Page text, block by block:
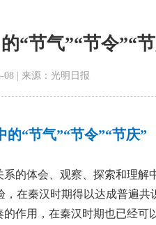
“节气”“节令”“
08 | 来源：光明日报
的“节气”“节令”“节庆”
的体会、观察、探索和理
在秦汉时期得以达成普遍
作用，在秦汉时期也已经可